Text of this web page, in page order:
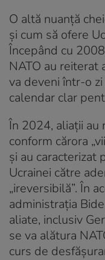
O altă nuanță
și cum să ofere
Începând cu
NATO au reiterat
va deveni într-o
calendar clar
În 2024, aliații au
conform cărora
și au caracterizat
Ucrainei către
„ireversibilă”. În
administrația
aliate, inclusiv
se va alătura
curs de